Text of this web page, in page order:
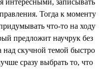
Тогда к моменту
что-то на ходу
предложит научрук без
над скучной темой быстро
сразу выбрать то, что